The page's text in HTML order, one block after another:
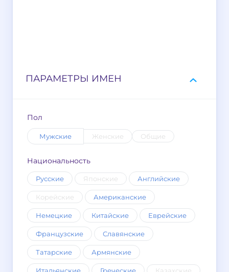
ПАРАМЕТРЫ ИМЕН
Пол
Мужские Женские Общие
Национальность
Русские Японские Английские
Корейские Американские
Немецкие Китайские Еврейские
Французские Славянские
Татарские Армянские